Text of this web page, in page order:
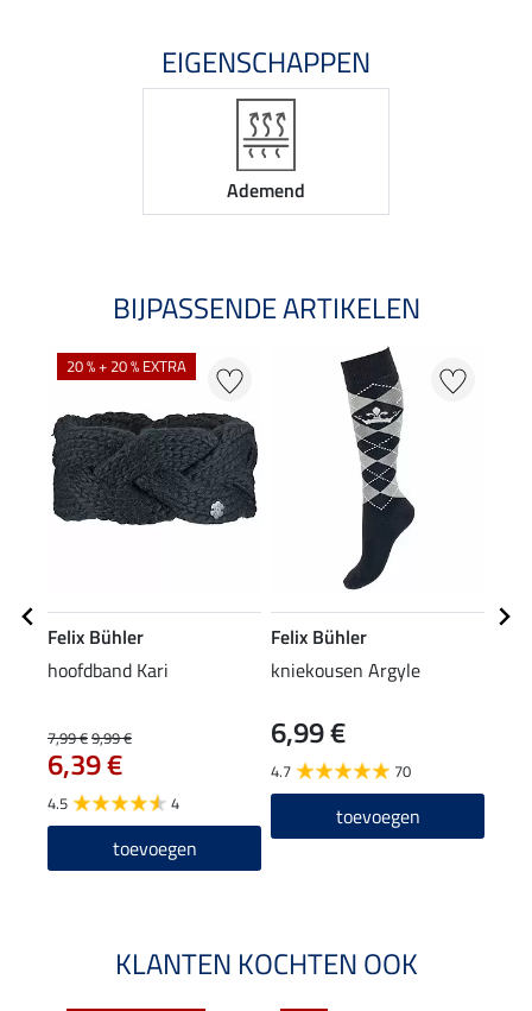
EIGENSCHAPPEN
Ademend
BIJPASSENDE ARTIKELEN
20 % + 20 % EXTRA
Felix Bühler
hoofdband Kari
7,99 €9,99 €
6,39 €
4.5 4
toevoegen
Felix Bühler
kniekousen Argyle
6,99 €
4.7 70
toevoegen
KLANTEN KOCHTEN OOK